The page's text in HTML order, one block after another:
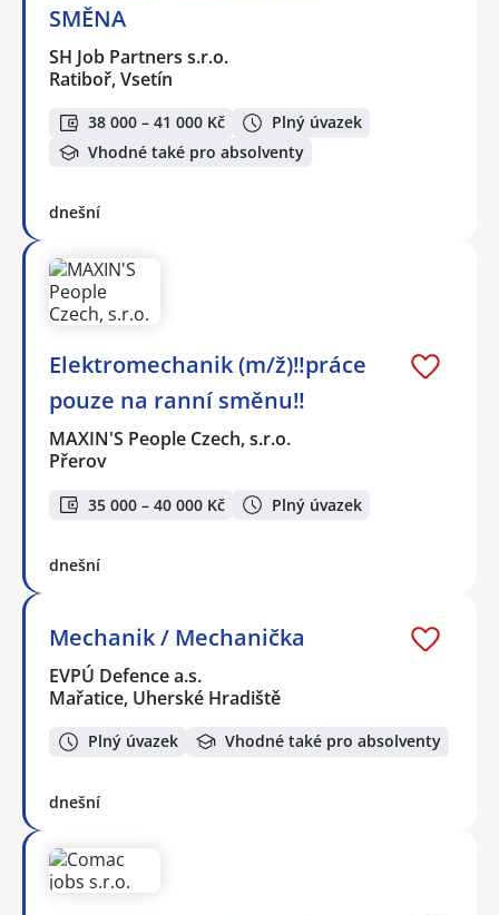
SMĚNA
SH Job Partners s.r.o.
Ratiboř, Vsetín
38 000 – 41 000 Kč
Plný úvazek
Vhodné také pro absolventy
dnešní
Elektromechanik (m/ž)‼️práce
pouze na ranní směnu‼️
MAXIN'S People Czech, s.r.o.
Přerov
35 000 – 40 000 Kč Plný úvazek
dnešní
Mechanik / Mechanička
EVPÚ Defence a.s.
Mařatice, Uherské Hradiště
Plný úvazek Vhodné také pro absolventy
dnešní